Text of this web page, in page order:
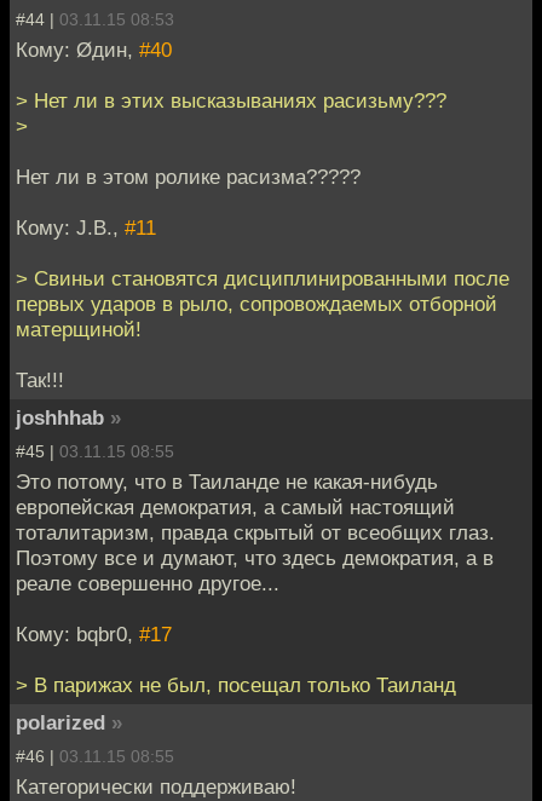
#44 | 03.11.15 08:53
Кому: Øдин, #40
> Нет ли в этих высказываниях расизьму???
>
Нет ли в этом ролике расизма?????
Кому: J.B., #11
> Свиньи становятся дисциплинированными после
первых ударов в рыло, сопровождаемых отборной
матерщиной!
Так!!!
joshhhab »
#45 | 03.11.15 08:55
Это потому, что в Таиланде не какая-нибудь
европейская демократия, а самый настоящий
тоталитаризм, правда скрытый от всеобщих глаз.
Поэтому все и думают, что здесь демократия, а в
реале совершенно другое...
Кому: bqbr0, #17
> В парижах не был, посещал только Таиланд
polarized »
#46 | 03.11.15 08:55
Категорически поддерживаю!